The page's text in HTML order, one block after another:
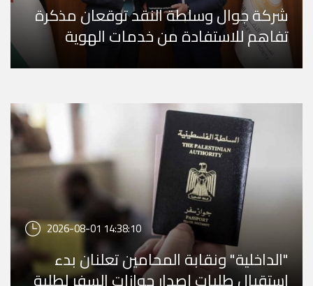
شركة جوال وسلطة النقد توقعان مذكرة
تفاهم للاستفادة من خدمات الهوية
الرقمية المالية iDplus
2026-08-01 14:38:10
"الداخلية" ونقابة المحامين تعلنان بدء